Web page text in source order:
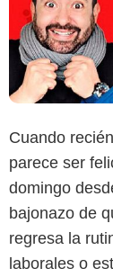
Cuando
parece ser
domingo
bajonazo de
regresa la
laborales o